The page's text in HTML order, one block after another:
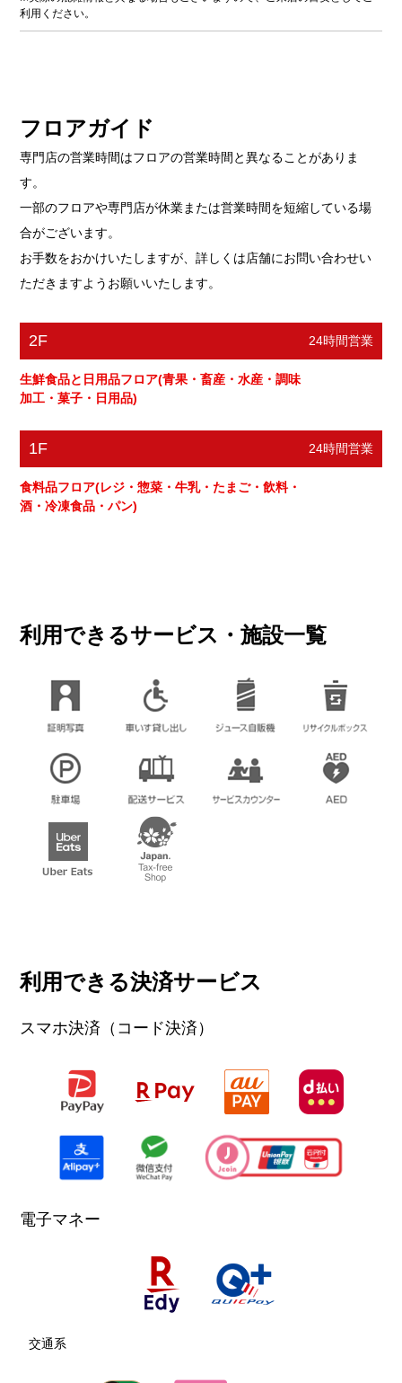
利用ください。
フロアガイド
専門店の営業時間はフロアの営業時間と異なることがありま
す。
一部のフロアや専門店が休業または営業時間を短縮している場
合がございます。
お手数をおかけいたしますが、詳しくは店舗にお問い合わせい
ただきますようお願いいたします。
2F 24時間営業
生鮮食品と日用品フロア(青果・畜産・水産・調味
加工・菓子・日用品)
1F 24時間営業
食料品フロア(レジ・惣菜・牛乳・たまご・飲料・
酒・冷凍食品・パン)
利用できるサービス・施設一覧
利用できる決済サービス
スマホ決済（コード決済）
電子マネー
交通系